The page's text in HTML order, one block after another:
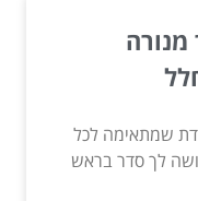
מנורה
שמתאימה לכל
לך סדר בראש